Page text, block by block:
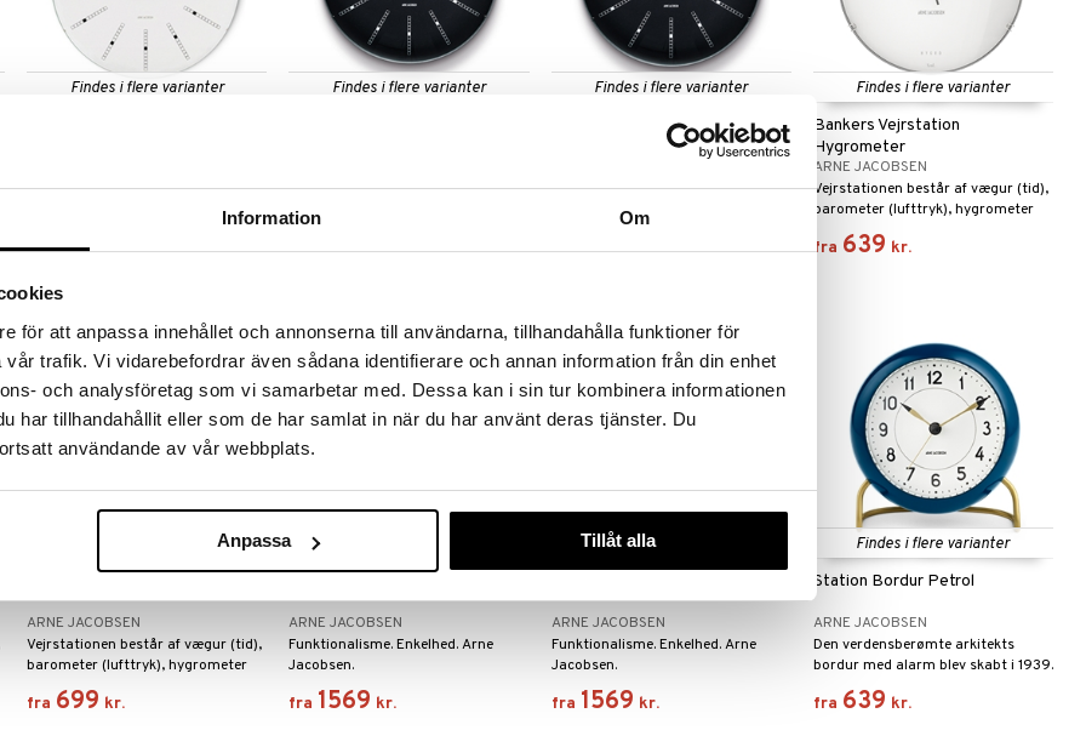
Information Om
för att anpassa innehållet och annonserna till användarna, tillhandahålla funktioner för
trafik. Vi vidarebefordrar även sådana identifierare och annan information från din enhet
och analysföretag som vi samarbetar med. Dessa kan i sin tur kombinera informationen
har tillhandahållit eller som de har samlat in när du har använt deras tjänster. Du
användande av vår webbplats.
Anpassa Tillåt alla
Findes i flere varianter
Væguret fås i 4 størrelser og
fremstilles den dag i dag stadig
fra1399 kr.
Findes i flere varianter
Klassisk vægur fra Arne Jacobsen i
dansk design.
fra1249 kr.
Findes i flere varianter
Bankers Vægur Sort 29 cm
Klassisk vægur fra Arne Jacobsen i
dansk design.
fra1399 kr.
Findes i flere varianter
Bankers Vejrstation
Hygrometer
ARNE JACOBSEN
Vejrstationen består af vægur (tid),
barometer (lufttryk), hygrometer
(luftfugtighed) og termometer
(temperatur).
fra 639 kr.
Findes i flere varianter
ARNE JACOBSEN
Vejrstationen består af vægur (tid),
barometer (lufttryk), hygrometer
(luftfugtighed) og termometer
(temperatur).
fra 699 kr.
ARNE JACOBSEN
Funktionalisme. Enkelhed. Arne
Jacobsen.
fra 1569 kr.
Findes i flere varianter
ARNE JACOBSEN
Funktionalisme. Enkelhed. Arne
Jacobsen.
fra 1569 kr.
Findes i flere varianter
Station Bordur Petrol
ARNE JACOBSEN
Den verdensberømte arkitekts
bordur med alarm blev skabt i 1939.
fra 639 kr.